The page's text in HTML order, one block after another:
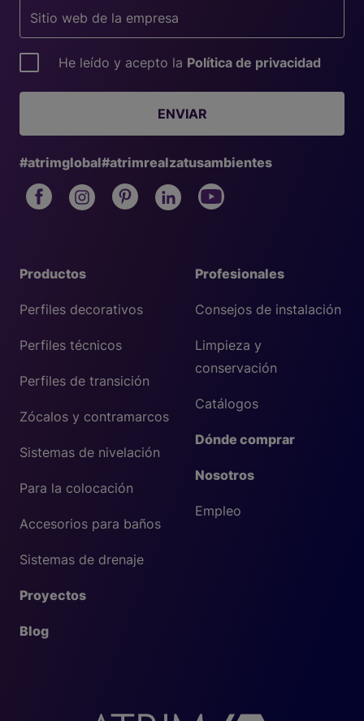
Profesionales
Consejos de instalación
Limpieza y
conservación
Catálogos
Dónde comprar
Nosotros
Empleo
Productos
Perfiles decorativos
Perfiles técnicos
Perfiles de transición
Zócalos y contramarcos
Sistemas de nivelación
Para la colocación
Accesorios para baños
Sistemas de drenaje
Proyectos
Blog
He leído y acepto la Política de privacidad
ENVIAR
#atrimglobal#atrimrealzatusambientes